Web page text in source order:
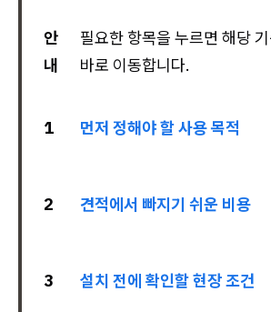
안
내
필요한 항목을 누르면 해당
바로 이동합니다.
1 먼저 정해야 할 사용 목적
2 견적에서 빠지기 쉬운 비용
3 설치 전에 확인할 현장 조건